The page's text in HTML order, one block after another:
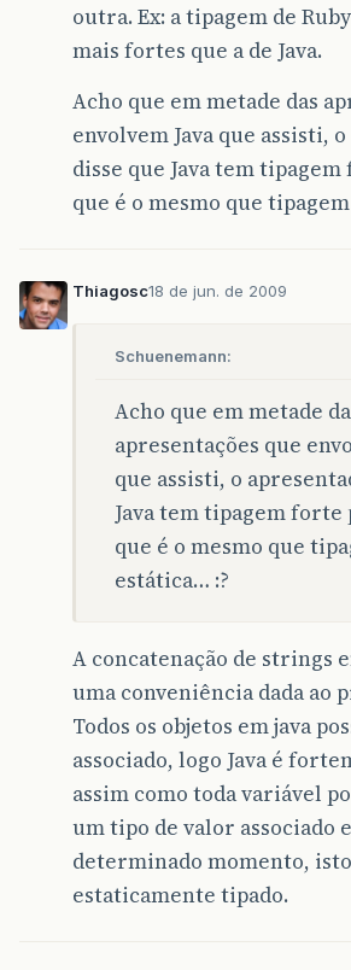
outra. Ex: a tipagem de
mais fortes que a de Java.
Acho que em metade das
envolvem Java que assisti,
disse que Java tem
que é o mesmo que
Thiagosc18 de jun. de 2009
Schuenemann:
Acho que em metade
apresentações que
que assisti, o
Java tem tipagem forte
que é o mesmo que
estática… :?
A concatenação de strings
uma conveniência dada ao
Todos os objetos em java
associado, logo Java é
assim como toda variável
um tipo de valor associado
determinado momento,
estaticamente tipado.